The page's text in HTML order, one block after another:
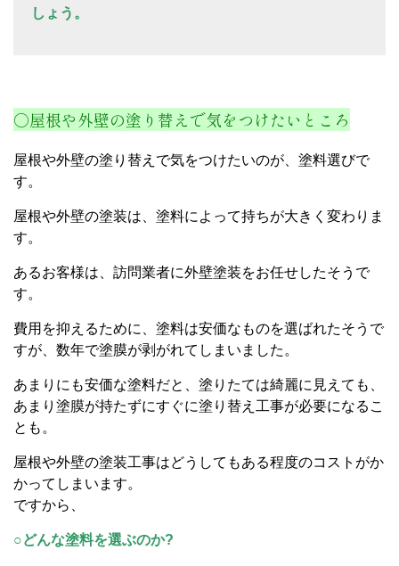
しょう。
○屋根や外壁の塗り替えで気をつけたいところ
屋根や外壁の塗り替えで気をつけたいのが、塗料選びで
す。
屋根や外壁の塗装は、塗料によって持ちが大きく変わりま
す。
あるお客様は、訪問業者に外壁塗装をお任せしたそうで
す。
費用を抑えるために、塗料は安価なものを選ばれたそうで
すが、数年で塗膜が剥がれてしまいました。
あまりにも安価な塗料だと、塗りたては綺麗に見えても、
あまり塗膜が持たずにすぐに塗り替え工事が必要になるこ
とも。
屋根や外壁の塗装工事はどうしてもある程度のコストがか
かってしまいます。
ですから、
○どんな塗料を選ぶのか?